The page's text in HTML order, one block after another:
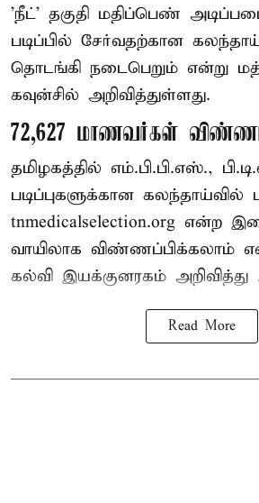
'நீட்' தகுதி மதிப்பெண்
படிப்பில் சேர்வதற்கான
தொடங்கி நடைபெறும் என்று
கவுன்சில் அறிவித்துள்ளது.
72,627 மாணவர்கள்
தமிழகத்தில் எம்.பி.பி.எஸ்.,
படிப்புகளுக்கான கலந்தாய்வில்
tnmedicalselection.org என்ற
வாயிலாக விண்ணப்பிக்கலாம்
கல்வி இயக்குனரகம் அறிவித்து
Read More